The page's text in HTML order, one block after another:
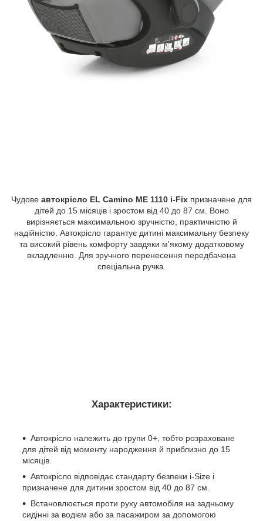
Чудове автокрісло EL Camino ME 1110 i-Fix призначене для
дітей до 15 місяців і зростом від 40 до 87 см. Воно
вирізняється максимальною зручністю, практичністю й
надійністю. Автокрісло гарантує дитині максимальну безпеку
та високий рівень комфорту завдяки м'якому додатковому
вкладленню. Для зручного перенесення передбачена
спеціальна ручка.
Характеристики:
Автокрісло належить до групи 0+, тобто розраховане
для дітей від моменту народження й приблизно до 15
місяців.
Автокрісло відповідає стандарту безпеки i-Size і
призначене для дитини зростом від 40 до 87 см.
Встановлюється проти руху автомобіля на задньому
сидінні за водієм або за пасажиром за допомогою